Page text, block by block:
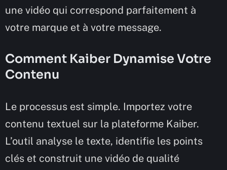
une vidéo qui correspond parfaitement à
votre marque et à votre message.
Comment Kaiber Dynamise Votre
Contenu
Le processus est simple. Importez votre
contenu textuel sur la plateforme Kaiber.
L’outil analyse le texte, identifie les points
clés et construit une vidéo de qualité